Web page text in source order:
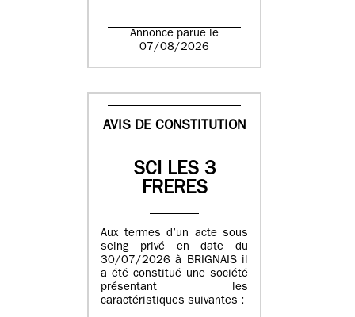
Annonce parue le
07/08/2026
AVIS DE CONSTITUTION
SCI LES 3
FRERES
Aux termes d’un acte sous
seing privé en date du
30/07/2026 à BRIGNAIS il
a été constitué une société
présentant les
caractéristiques suivantes :